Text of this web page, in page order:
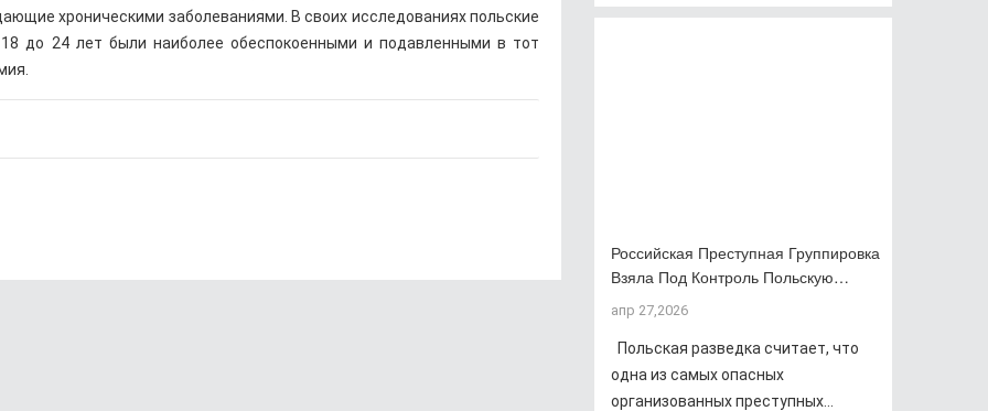
хроническими заболеваниями. В своих исследованиях польские
до 24 лет были наиболее обеспокоенными и подавленными в тот
Российская Преступная Группировка
Взяла Под Контроль Польскую…
апр 27,2026
Польская разведка считает, что
одна из самых опасных
организованных преступных...